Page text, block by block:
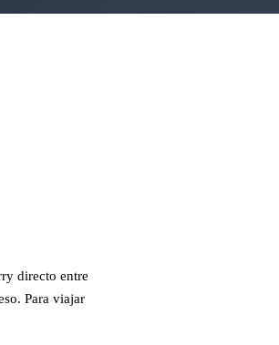
directo entre
Para viajar